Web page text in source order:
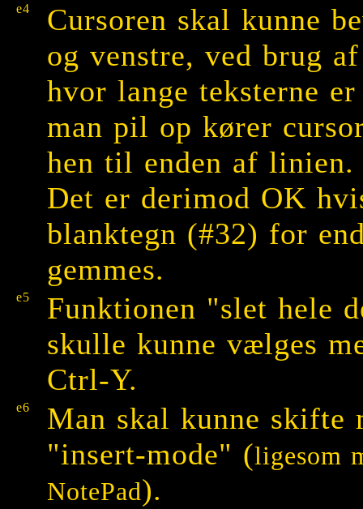
e4
Cursoren skal kunne
og venstre, ved brug
hvor lange teksterne
man pil op kører
hen til enden af linien.
Det er derimod OK
blanktegn (#32) for
gemmes.
e5
Funktionen "slet hele
skulle kunne vælges
Ctrl-Y.
e6
Man skal kunne skifte
"insert-mode" (ligesom
NotePad).